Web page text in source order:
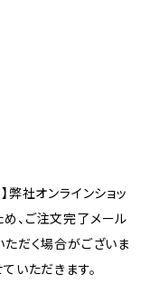
弊社オンラインショッ
、ご注文完了メール
ただく場合がございま
いただきます。